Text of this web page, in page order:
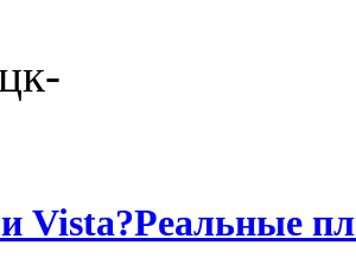
Vista?Реальные